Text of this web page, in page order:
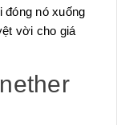
đóng nó xuống
vời cho giá